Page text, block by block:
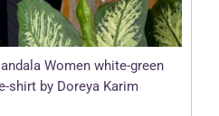
Women white-green
shirt by Doreya Karim